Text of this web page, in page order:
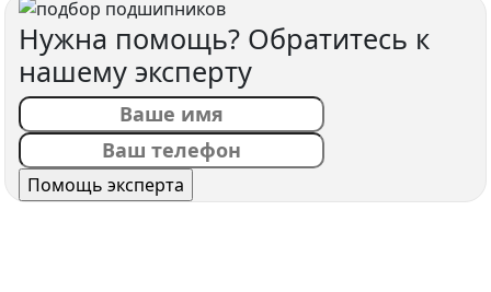
Нужна помощь? Обратитесь к
нашему эксперту